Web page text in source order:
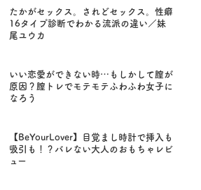
たかがセックス。されどセックス。性癖
16タイプ診断でわかる流派の違い／妹
尾ユウカ
いい恋愛ができない時…もしかして膣が
原因？膣トレでモテモテふわふわ女子に
なろう
【BeYourLover】目覚まし時計で挿入も
吸引も！？バレない大人のおもちゃレビ
ュー